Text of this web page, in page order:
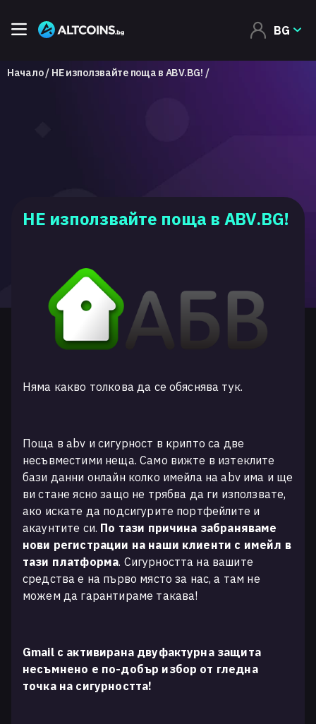
BG
Начало НЕ използвайте поща в ABV.BG!
НЕ използвайте поща в ABV.BG!
Няма какво толкова да се обяснява тук.
Поща в abv и сигурност в крипто са две
несъвместими неща. Само вижте в изтеклите
бази данни онлайн колко имейла на abv има и ще
ви стане ясно защо не трябва да ги използвате,
ако искате да подсигурите портфейлите и
акаунтите си. По тази причина забраняваме
нови регистрации на наши клиенти с имейл в
тази платформа. Сигурността на вашите
средства е на първо място за нас, а там не
можем да гарантираме такава!
Gmail с активирана двуфактурна защита
несъмнено е по-добър избор от гледна
точка на сигурността!